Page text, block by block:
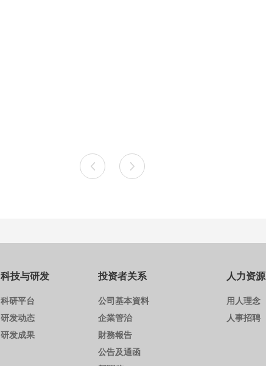
科技与研发
科研平台
研发动态
研发成果
投资者关系
公司基本資料
企業管治
財務報告
公告及通函
人力资源
用人理念
人事招聘